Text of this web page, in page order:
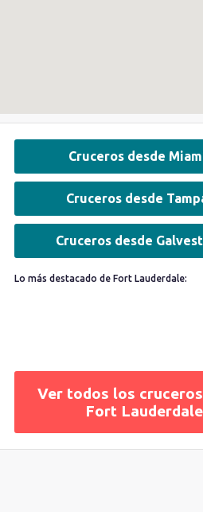
Cruceros desde
Cruceros desde
Cruceros desde
Lo más destacado de Fort Lauderdale:
Ver todos los
Fort Lauderdale